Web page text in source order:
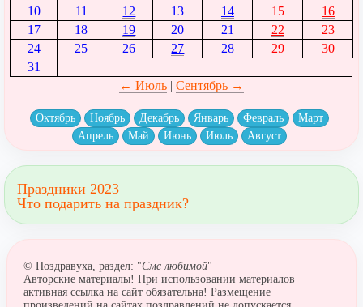
10
11 12 13 14 15
16
17
18 19 20 21 22
23
24
25 26 27 28 29
30
31
← Июль| Сентябрь →
Октябрь Ноябрь Декабрь Январь Февраль
Март
Апрель
Май Июнь Июль Август
Праздники 2023
Что подарить на праздник?
© Поздравуха, раздел: "Смс любимой"
Авторские материалы! При использовании материалов
активная ссылка на сайт обязательна! Размещение